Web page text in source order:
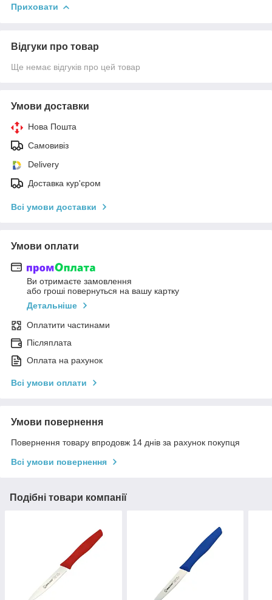
Приховати
Відгуки про товар
Ще немає відгуків про цей товар
Умови доставки
Нова Пошта
Самовивіз
Delivery
Доставка кур'єром
Всі умови доставки
Умови оплати
Ви отримаєте замовлення
або гроші повернуться на вашу картку
Детальніше
Оплатити частинами
Післяплата
Оплата на рахунок
Всі умови оплати
Умови повернення
Повернення товару впродовж 14 днів за рахунок покупця
Всі умови повернення
Подібні товари компанії